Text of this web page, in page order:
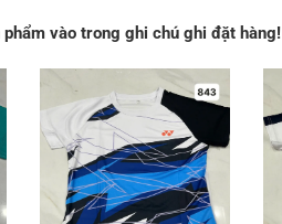
vào trong ghi chú ghi đặt hàng!